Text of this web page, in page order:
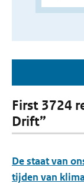
First 3724
Drift”
De staat van
tijden van